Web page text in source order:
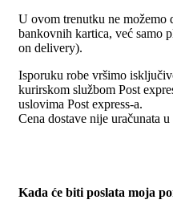
U ovom trenutku ne možemo
bankovnih kartica, već samo
on delivery).
Isporuku robe vršimo
kurirskom službom Post
uslovima Post express-a.
Cena dostave nije uračunata
Kada će biti poslata moja